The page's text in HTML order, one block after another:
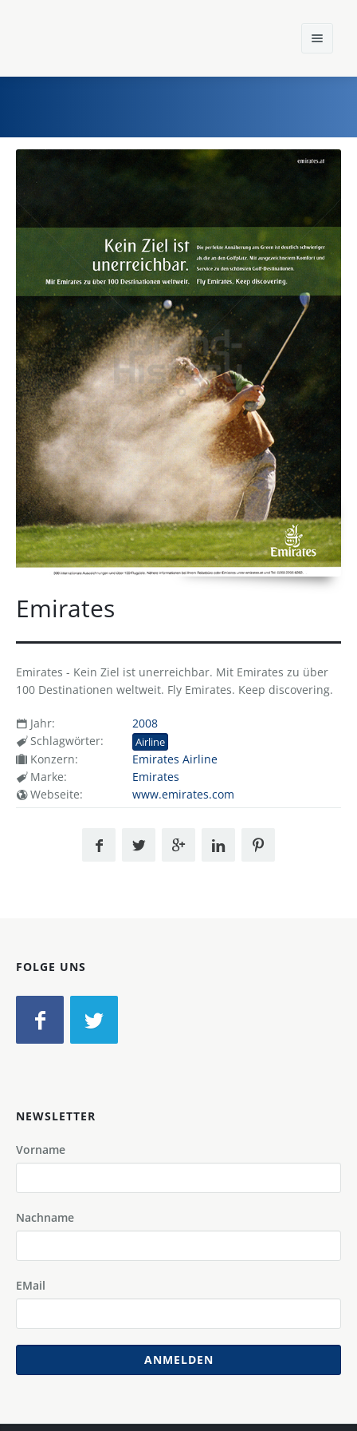
Home
Einst und Heute
Marken
Epoche
Emirates
Emirates - Kein Ziel ist unerreichbar. Mit Emirates zu über
100 Destinationen weltweit. Fly Emirates. Keep discovering.
Jahr:
2008
Schlagwörter:
Airline
Konzern:
Emirates Airline
Marke:
Emirates
Webseite:
www.emirates.com
FOLGE UNS
NEWSLETTER
Vorname
Nachname
EMail
ANMELDEN